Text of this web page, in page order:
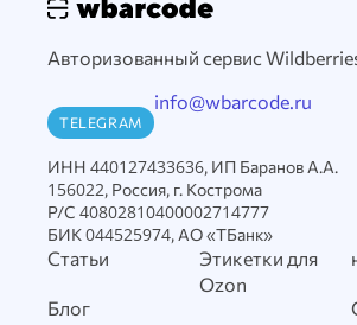
Авторизованный сервис
TELEGRAM
info@wbarcode.ru
ИНН 440127433636, ИП Баранов А.А.
156022, Россия, г. Кострома
Р/С 40802810400002714777
БИК 044525974, АО «ТБанк»
Статьи
Блог
Этикетки для
Ozon